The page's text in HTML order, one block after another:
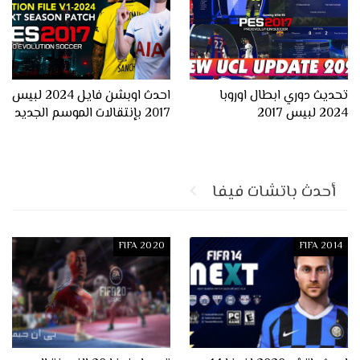
تحديث دوري ابطال اوروبا
2024 لبيس 2017
احدث اوبشن فايل 2024 لبيس
2017 بإنتقالات الموسم الجديد
أحدث باتشات فيفا
FIFA 2014
FIFA 2020